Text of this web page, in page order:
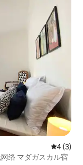
平均评分
4 (3)
络 マダガスカル宿